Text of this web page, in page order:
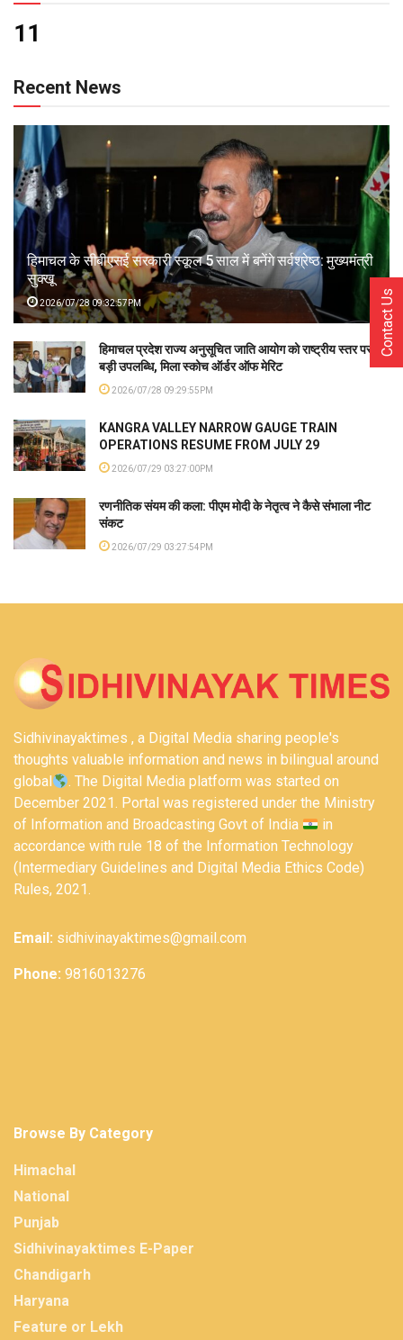
11
Recent News
हिमाचल के सीबीएसई सरकारी स्कूल 5 साल में बनेंगे सर्वश्रेष्ठ: मुख्यमंत्री
सुक्खू
2026/07/28 09:32:57PM
हिमाचल प्रदेश राज्य अनुसूचित जाति आयोग को राष्ट्रीय स्तर पर
बड़ी उपलब्धि, मिला स्कोच ऑर्डर ऑफ मेरिट
2026/07/28 09:29:55PM
KANGRA VALLEY NARROW GAUGE TRAIN
OPERATIONS RESUME FROM JULY 29
2026/07/29 03:27:00PM
रणनीतिक संयम की कला: पीएम मोदी के नेतृत्व ने कैसे संभाला नीट
संकट
2026/07/29 03:27:54PM
Sidhivinayaktimes , a Digital Media sharing people's
thoughts valuable information and news in bilingual around
global
. The Digital Media platform was started on
December 2021. Portal was registered under the Ministry
of Information and Broadcasting Govt of India
in
accordance with rule 18 of the Information Technology
(Intermediary Guidelines and Digital Media Ethics Code)
Rules, 2021.
Email: sidhivinayaktimes@gmail.com
Phone: 9816013276
Browse By Category
Himachal
National
Punjab
Sidhivinayaktimes E-Paper
Chandigarh
Haryana
Feature or Lekh
Contact Us